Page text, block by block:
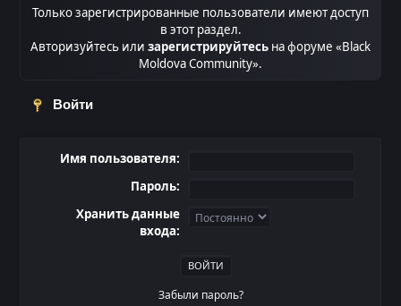
Только зарегистрированные пользователи имеют доступ
в этот раздел.
Авторизуйтесь или зарегистрируйтесь на форуме «Black
Moldova Community».
Войти
Имя пользователя:
Пароль:
Хранить данные
входа:
Забыли пароль?